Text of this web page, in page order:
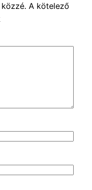
A kötelező